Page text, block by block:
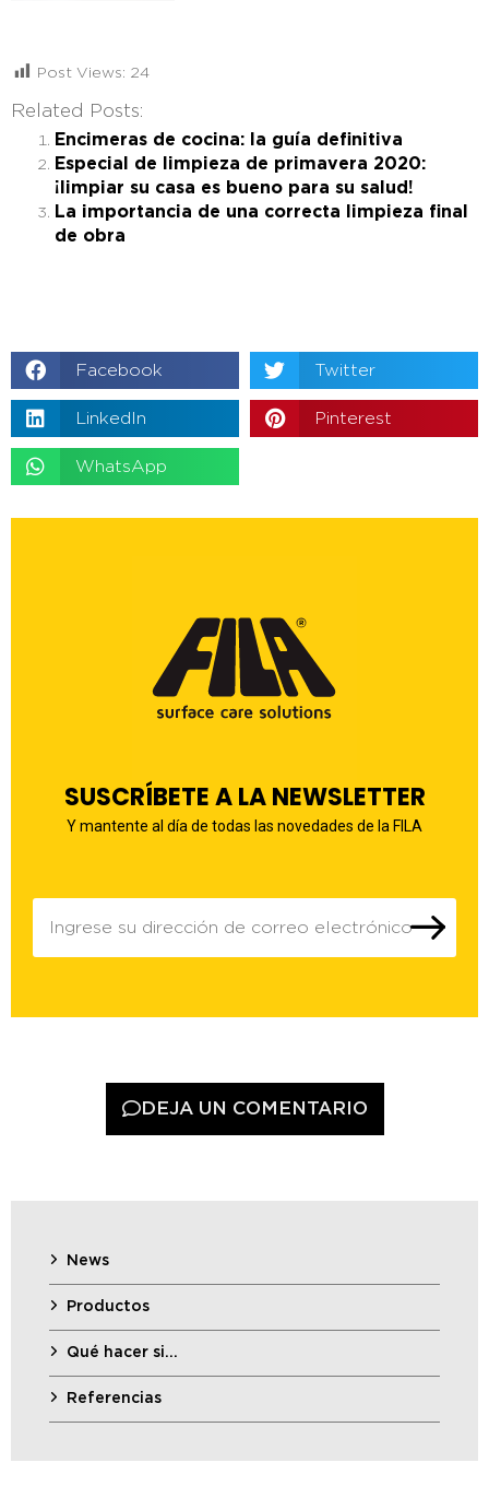
Post Views: 24
Related Posts:
Encimeras de cocina: la guía definitiva
Especial de limpieza de primavera 2020:
¡limpiar su casa es bueno para su salud!
La importancia de una correcta limpieza final
de obra
Facebook Twitter
LinkedIn Pinterest
WhatsApp
SUSCRÍBETE A LA NEWSLETTER
Y mantente al día de todas las novedades de la FILA
DEJA UN COMENTARIO
News
Productos
Qué hacer si…
Referencias